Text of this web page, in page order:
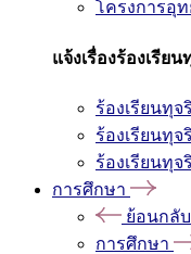
โครงการอุ
แจ้งเรื่องร้องเรียน
ร้องเรียนทุ
ร้องเรียนทุ
ร้องเรียนทุ
การศึกษา
ย้อนกลับ
การศึกษา